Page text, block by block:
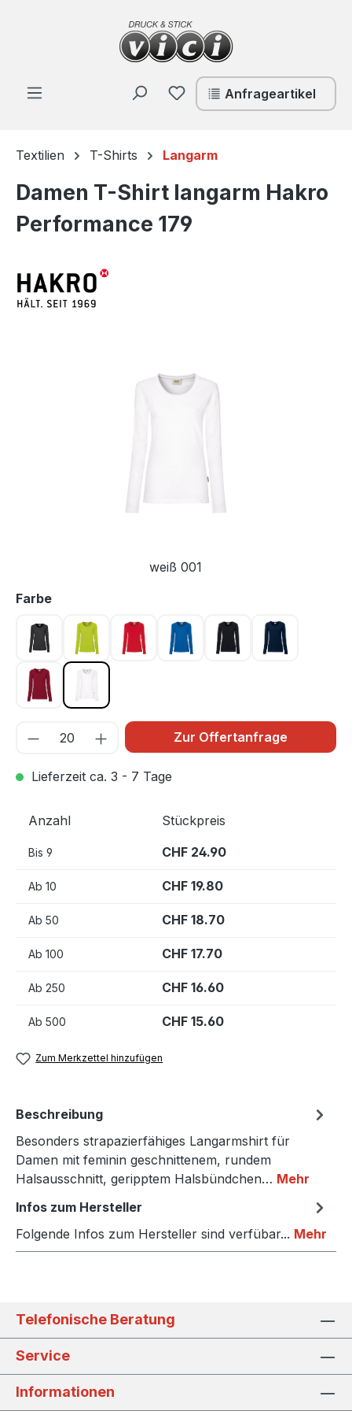
Zum Hauptinhalt springen
Du hast 0 Produkte auf
Anfrageartikel
Textilien T-Shirts Langarm
Damen T-Shirt langarm Hakro
Performance 179
weiß 001
Farbeauswählen
karbongrau 064
kiwi 040 rot 002 royalblau 010schwarz 005tinte 034
weinrot 017weiß 001
Zur Offertanfrage
Lieferzeit ca. 3 - 7 Tage
Anzahl Stückpreis
Bis 9 CHF 24.90
Ab 10 CHF 19.80
Ab 50 CHF 18.70
Ab 100 CHF 17.70
Ab 250 CHF 16.60
Ab 500 CHF 15.60
Zum Merkzettel hinzufügen
Beschreibung
Besonders strapazierfähiges Langarmshirt für
Damen mit feminin geschnittenem, rundem
Halsausschnitt, geripptem Halsbündchen… Mehr
Infos zum Hersteller
Folgende Infos zum Hersteller sind verfübar... Mehr
Telefonische Beratung
Service
Informationen